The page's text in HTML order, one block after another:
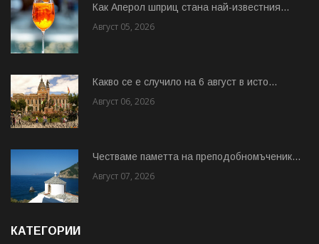
Как Аперол шприц стана най-известния...
Август 05, 2026
Какво се е случило на 6 август в исто...
Август 06, 2026
Честваме паметта на преподобномъченик...
Август 07, 2026
КАТЕГОРИИ